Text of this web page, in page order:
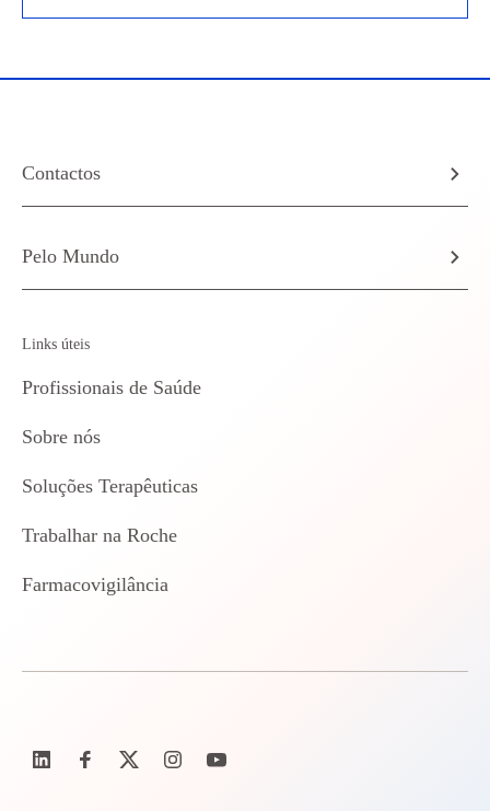
Contactos
Pelo Mundo
Links úteis
Profissionais de Saúde
Sobre nós
Soluções Terapêuticas
Trabalhar na Roche
Farmacovigilância